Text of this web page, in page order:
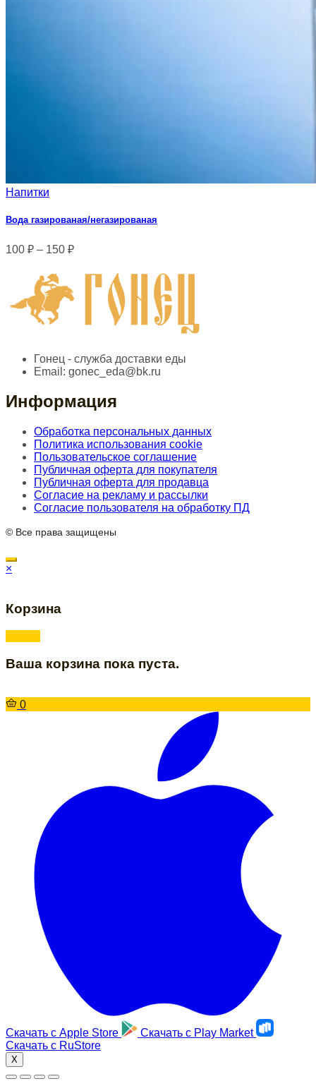
Напитки
Вода газированая/негазированая
100 ₽ – 150 ₽
Гонец - служба доставки еды
Email: gonec_eda@bk.ru
Информация
Обработка персональных данных
Политика использования cookie
Пользовательское соглашение
Публичная оферта для покупателя
Публичная оферта для продавца
Согласие на рекламу и рассылки
Согласие пользователя на обработку ПД
© Все права защищены
×
Корзина
Ваша корзина пока пуста.
0
Скачать с Apple Store Скачать с Play Market
Скачать с RuStore
X